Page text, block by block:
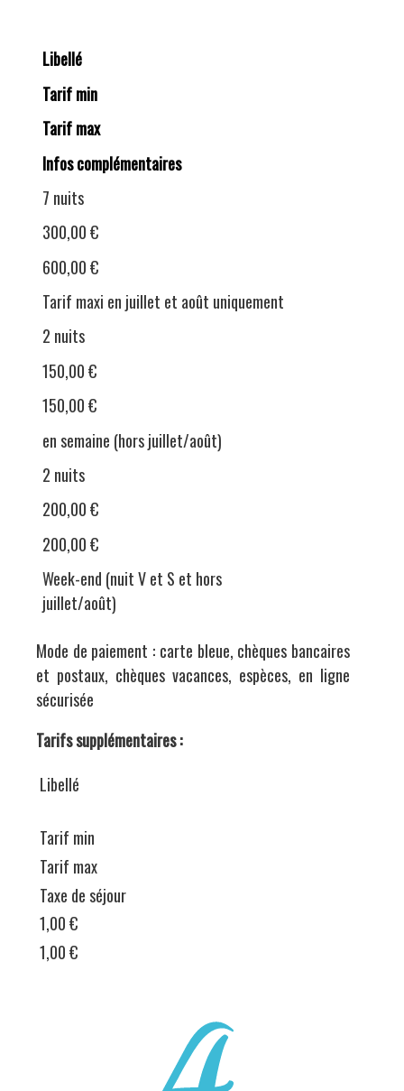
Libellé
Tarif min
Tarif max
Infos complémentaires
7 nuits
300,00 €
600,00 €
Tarif maxi en juillet et août uniquement
2 nuits
150,00 €
150,00 €
en semaine (hors juillet/août)
2 nuits
200,00 €
200,00 €
Week-end (nuit V et S et hors
juillet/août)
Mode de paiement : carte bleue, chèques bancaires
et postaux, chèques vacances, espèces, en ligne
sécurisée
Tarifs supplémentaires :
Libellé
Tarif min
Tarif max
Taxe de séjour
1,00 €
1,00 €